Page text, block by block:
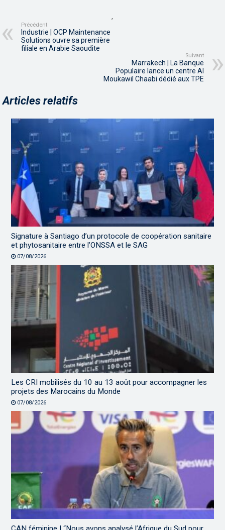
,
Précédent
Industrie | OCP Maintenance
Solutions ouvre sa première
filiale en Arabie Saoudite
Suivant
Marrakech | La Banque
Populaire lance un centre Al
Moukawil Chaabi dédié aux TPE
Articles relatifs
Signature à Santiago d’un protocole de coopération sanitaire
et phytosanitaire entre l’ONSSA et le SAG
07/08/2026
Les CRI mobilisés du 10 au 13 août pour accompagner les
projets des Marocains du Monde
07/08/2026